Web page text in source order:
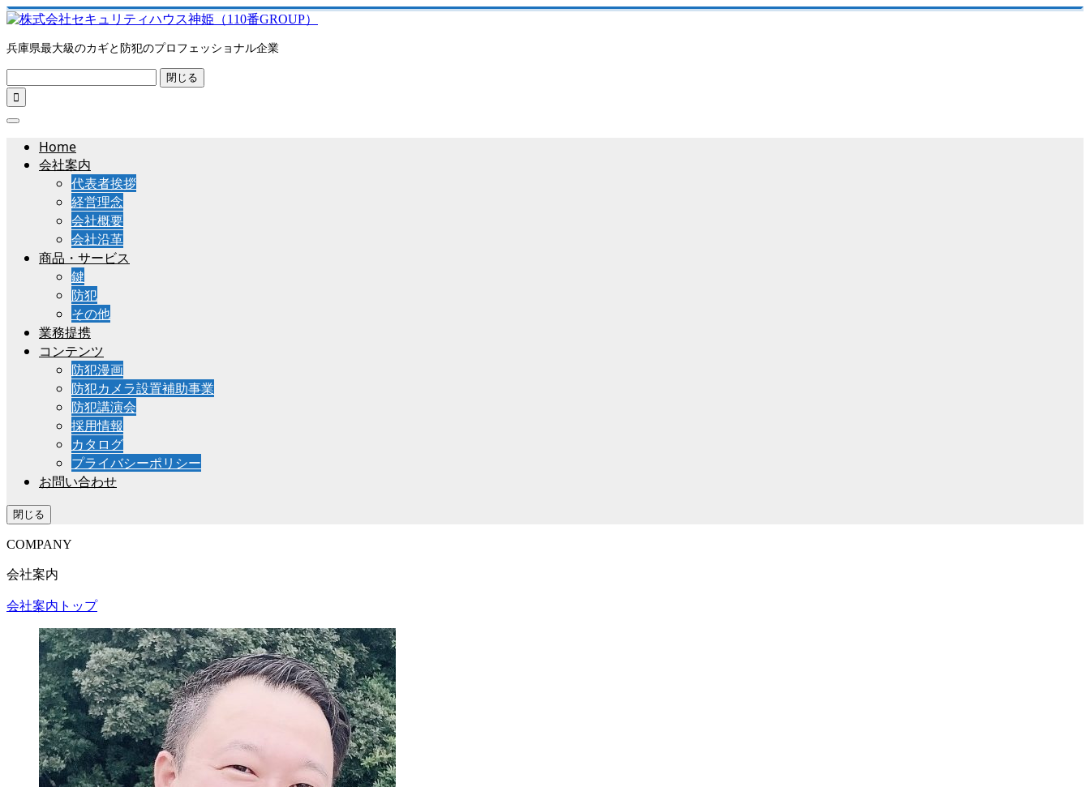
兵庫県最大級のカギと防犯のプロフェッショナル企業
閉じる

Home
会社案内
代表者挨拶
経営理念
会社概要
会社沿革
商品・サービス
鍵
防犯
その他
業務提携
コンテンツ
防犯漫画
防犯カメラ設置補助事業
防犯講演会
採用情報
カタログ
プライバシーポリシー
お問い合わせ
閉じる
COMPANY
会社案内
会社案内トップ